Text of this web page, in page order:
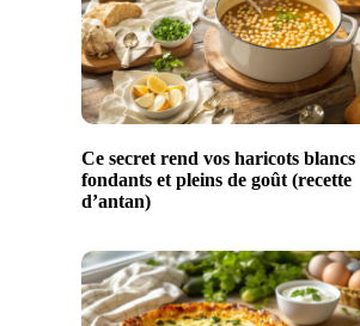
Ce secret rend vos haricots blancs
fondants et pleins de goût (recette
d’antan)